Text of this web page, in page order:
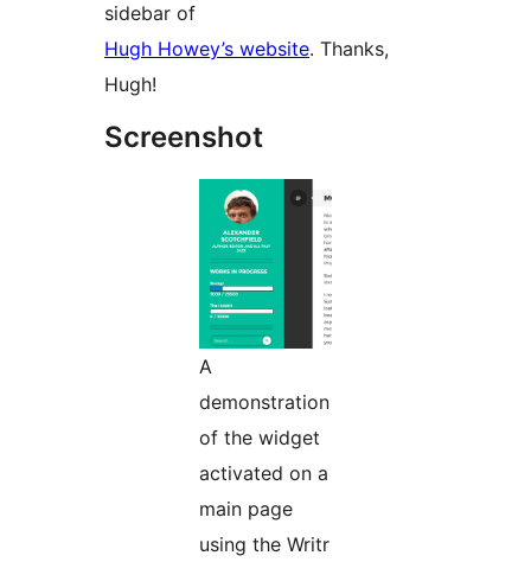
sidebar of
Hugh Howey’s website. Thanks,
Hugh!
Screenshot
A
demonstration
of the widget
activated on a
main page
using the Writr